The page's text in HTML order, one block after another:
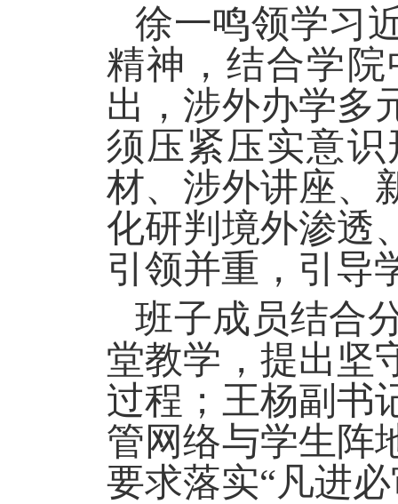
徐一鸣领学习
精神 ，结合学
出， 涉外办学多
须压紧压实意
材、涉外讲座、
化研判境外渗透
引领并重，引导
班子成员结合
堂教学，提出坚
过程；王杨副书
管网络与学生阵
要求落实“凡进